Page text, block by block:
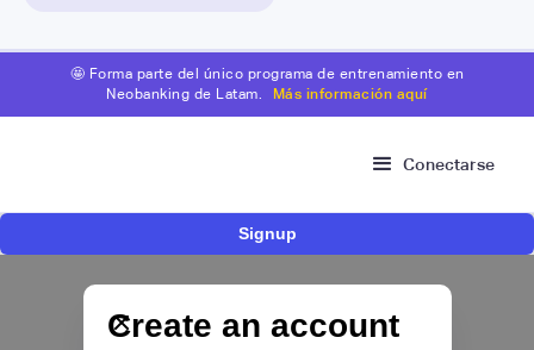
🤩 Forma parte del único programa de entrenamiento en
Neobanking de Latam.
Más información aquí
Conectarse
Signup
Create an account
millones para expandir su plataforma de
crédito y cashback para empleados